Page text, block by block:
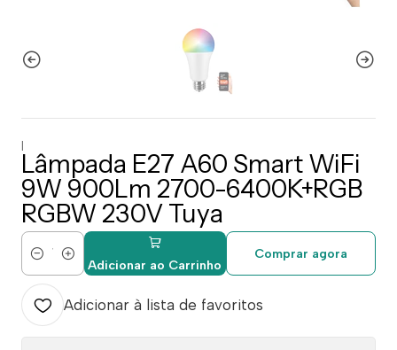
|
Lâmpada E27 A60 Smart WiFi
9W 900Lm 2700-6400K+RGB
RGBW 230V Tuya
QuantidadeAdicionar ao Carrinho
Comprar agora
Adicionar à lista de favoritos